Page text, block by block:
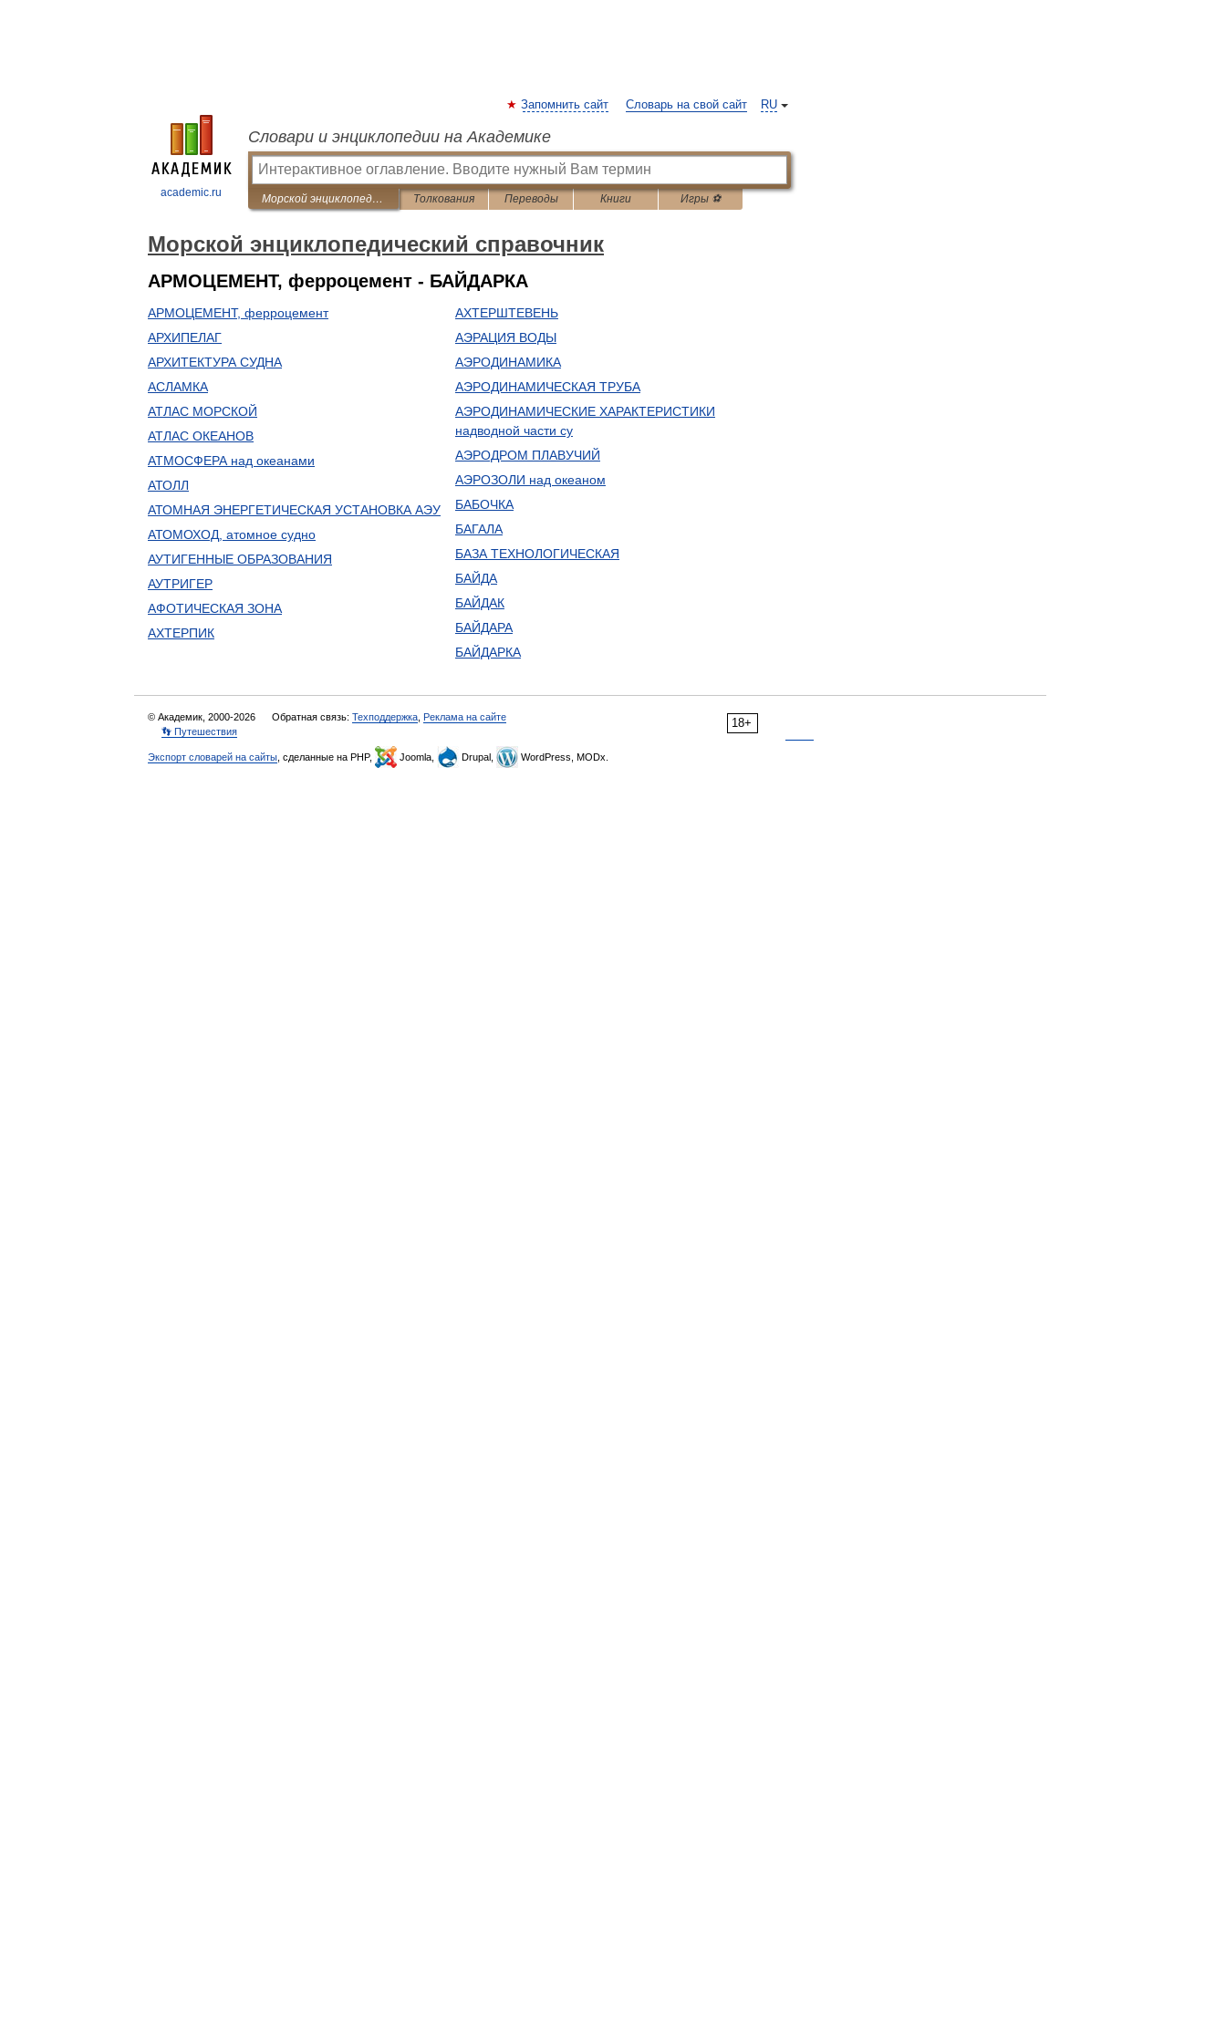
academic.ru
RU
Запомнить сайт Словарь на свой сайт
Словари и энциклопедии на Академике
Морской энциклопедический справочник Толкования Переводы Книги Игры ⚽
Морской энциклопедический справочник
АРМОЦЕМЕНТ, ферроцемент - БАЙДАРКА
АРМОЦЕМЕНТ, ферроцемент
АРХИПЕЛАГ
АРХИТЕКТУРА СУДНА
АСЛАМКА
АТЛАС МОРСКОЙ
АТЛАС ОКЕАНОВ
АТМОСФЕРА над океанами
АТОЛЛ
АТОМНАЯ ЭНЕРГЕТИЧЕСКАЯ УСТАНОВКА АЭУ
АТОМОХОД, атомное судно
АУТИГЕННЫЕ ОБРАЗОВАНИЯ
АУТРИГЕР
АФОТИЧЕСКАЯ ЗОНА
АХТЕРПИК
АХТЕРШТЕВЕНЬ
АЭРАЦИЯ ВОДЫ
АЭРОДИНАМИКА
АЭРОДИНАМИЧЕСКАЯ ТРУБА
АЭРОДИНАМИЧЕСКИЕ ХАРАКТЕРИСТИКИ
надводной части су
АЭРОДРОМ ПЛАВУЧИЙ
АЭРОЗОЛИ над океаном
БАБОЧКА
БАГАЛА
БАЗА ТЕХНОЛОГИЧЕСКАЯ
БАЙДА
БАЙДАК
БАЙДАРА
БАЙДАРКА
18+
© Академик, 2000-2026 Обратная связь: Техподдержка Реклама на сайте
👣 Путешествия
Экспорт словарей на сайты , сделанные на PHP, Joomla, Drupal, WordPress, MODx.